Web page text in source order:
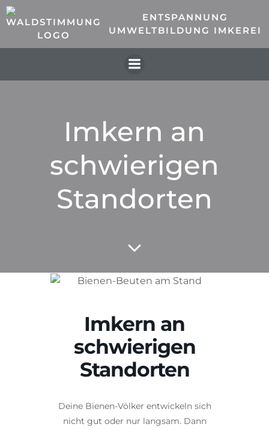
Inhalt
springen
ENTSPANNUNG
UMWELTBILDUNG IMKEREI
Imkern an
schwierigen
Standorten
Imkern an
schwierigen
Standorten
Deine Bienen-Völker entwickeln sich
nicht gut oder nur langsam. Dann